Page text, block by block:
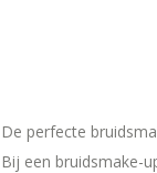
De perfecte
Bij een bruidsmake-